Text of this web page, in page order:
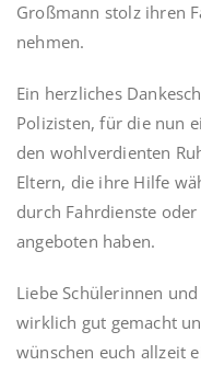
Großmann stolz ihren
nehmen.
Ein herzliches
Polizisten, für die nun
den wohlverdienten
Eltern, die ihre Hilfe
durch Fahrdienste
angeboten haben.
Liebe Schülerinnen
wirklich gut gemacht
wünschen euch allzeit